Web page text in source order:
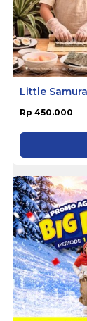
Little
Rp 450.000